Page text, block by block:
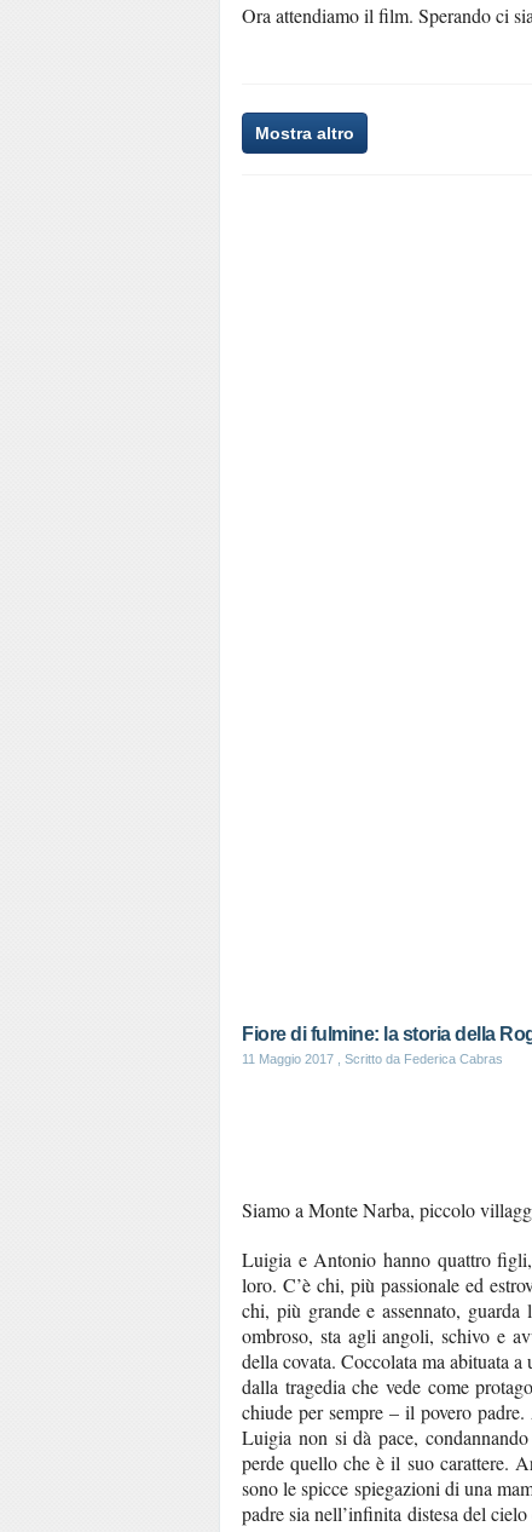
Ora attendiamo il film. Sperando ci
Mostra altro
Fiore di fulmine: la storia della
11 Maggio 2017 , Scritto da Federica Cabras
Siamo a Monte Narba, piccolo
Luigia e Antonio hanno quattro
loro. C’è chi, più passionale ed
chi, più grande e assennato,
ombroso, sta agli angoli, schivo e
della covata. Coccolata ma abituata
dalla tragedia che vede come
chiude per sempre – il povero
Luigia non si dà pace,
perde quello che è il suo carattere.
sono le spicce spiegazioni di una
padre sia nell’infinita distesa del